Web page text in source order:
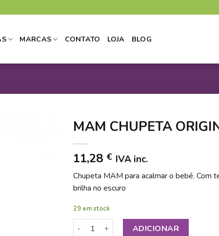
MARCAS CONTATO LOJA BLOG
MAM CHUPETA
11,28 € IVA inc.
Chupeta MAM para acalmar o bebé. Com
brilha no escuro
29 em stock
Quantidade de MAM CHUPETA ORIGINAL
ADICIONAR